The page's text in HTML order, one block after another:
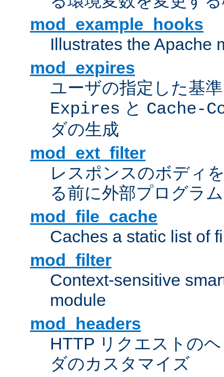
mod_example_hooks
Illustrates the Apache
mod_expires
ユーザの指定した基
Expires と Cache-
ダの生成
mod_ext_filter
レスポンスのボディ
る前に外部プログラ
mod_file_cache
Caches a static list of
mod_filter
Context-sensitive
module
mod_headers
HTTP リクエストの
ダのカスタマイズ